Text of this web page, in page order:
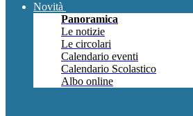
Novità
Panoramica
Le notizie
Le circolari
Calendario eventi
Calendario Scolastico
Albo online